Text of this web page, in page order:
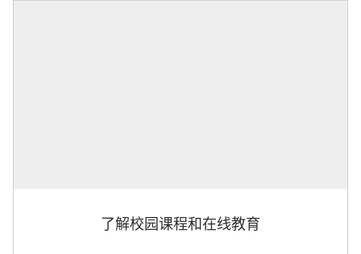
了解校园课程和在线教育